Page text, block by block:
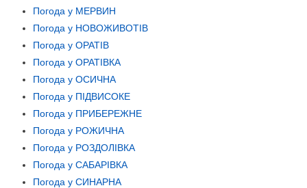
Погода у МЕРВИН
Погода у НОВОЖИВОТІВ
Погода у ОРАТІВ
Погода у ОРАТІВКА
Погода у ОСИЧНА
Погода у ПІДВИСОКЕ
Погода у ПРИБЕРЕЖНЕ
Погода у РОЖИЧНА
Погода у РОЗДОЛІВКА
Погода у САБАРІВКА
Погода у СИНАРНА